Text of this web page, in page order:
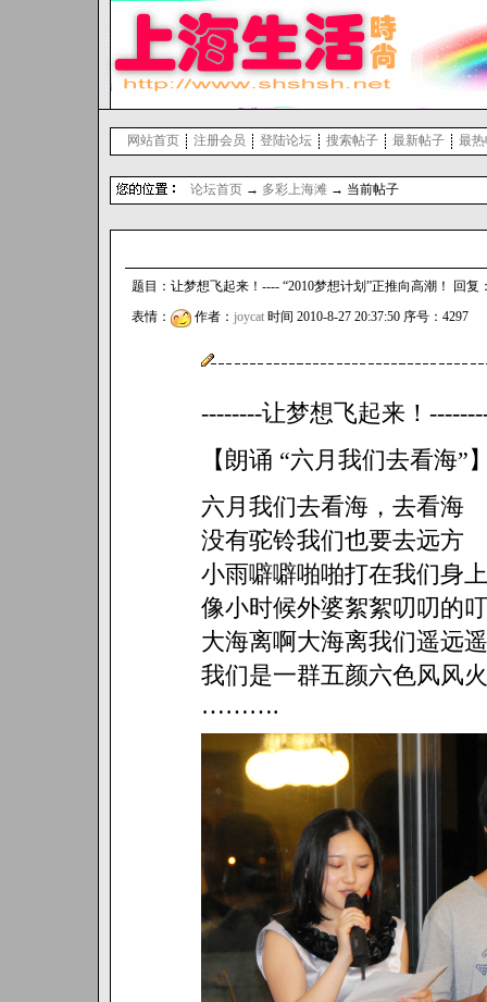
网站首页 注册会员 登陆论坛 搜索帖子 最新帖子 最
论坛首页 → 多彩上海滩 → 当前帖子
题目：让梦想飞起来！---- “2010梦想计划”正推向高潮！ 回复
表情： 作者： joycat 时间 2010-8-27 20:37:50 序号：4297
--------让梦想飞起来！
【朗诵 “六月我们去看海”
六月我们去看海，去看海
没有驼铃我们也要去远方
小雨噼噼啪啪打在我们身
像小时候外婆絮絮叨叨的
大海离啊大海离我们遥远
我们是一群五颜六色风风
……….